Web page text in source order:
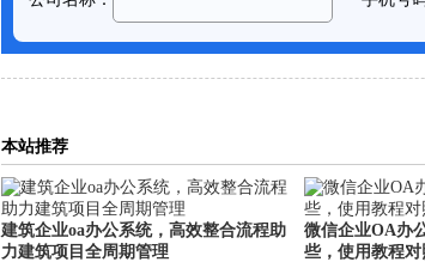
本站推荐
建筑企业oa办公系统，高效整合流程助
力建筑项目全周期管理
微信企业OA办
些，使用教程对